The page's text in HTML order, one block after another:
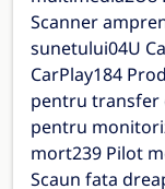
Scanner
sunetului04U
CarPlay184
pentru transfer
pentru
mort239 Pilot
Scaun fata